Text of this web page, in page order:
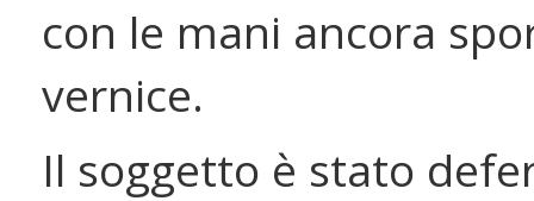
con le mani ancora
vernice.
Il soggetto è stato